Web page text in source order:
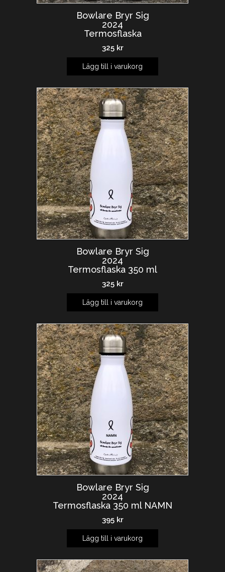
Bowlare Bryr Sig
2024
Termosflaska
325 kr
Lägg till i varukorg
Bowlare Bryr Sig
2024
Termosflaska 350 ml
325 kr
Lägg till i varukorg
Bowlare Bryr Sig
2024
Termosflaska 350 ml NAMN
395 kr
Lägg till i varukorg